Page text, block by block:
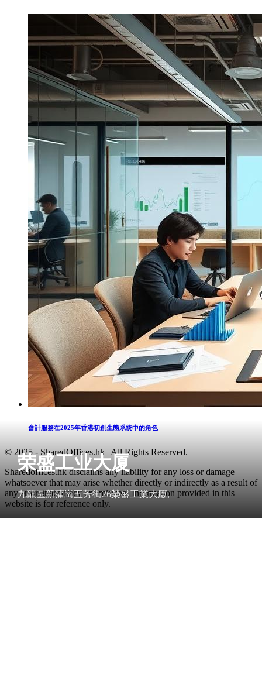
荣盛工业大厦
九龍區新蒲崗五芳街26榮盛工業大廈,
會計服務在2025年香港初創生態系統中的角色
© 2025 - SharedOffices.hk | All Rights Reserved.
Sharedoffices.hk disclaims any liability for any loss or damage
whatsoever that may arise whether directly or indirectly as a result of
any error, inaccuracy or omission. Information provided in this
website is for reference only.